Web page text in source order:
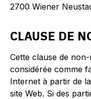
2700 Wiener
CLAUSE DE
Cette clause de
considérée comme
Internet à partir de
site Web. Si des